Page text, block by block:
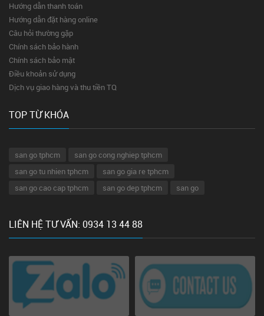
Hướng dẫn thanh toán
Hướng dẫn đặt hàng online
Câu hỏi thường gặp
Chính sách bảo hành
Chính sách bảo mật
Điều khoản sử dụng
Dịch vụ giao hàng và thu tiền TQ
TOP TỪ KHÓA
san go tphcm
san go cong nghiep tphcm
san go tu nhien tphcm
san go gia re tphcm
san go cao cap tphcm
san go dep tphcm san go
LIÊN HỆ TƯ VẤN: 0934 13 44 88